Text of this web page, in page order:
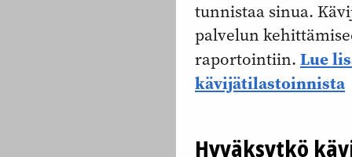
tunnistaa sinua.
palvelun
raportointiin. Lue
kävijätilastoinnista
Hyväksytkö